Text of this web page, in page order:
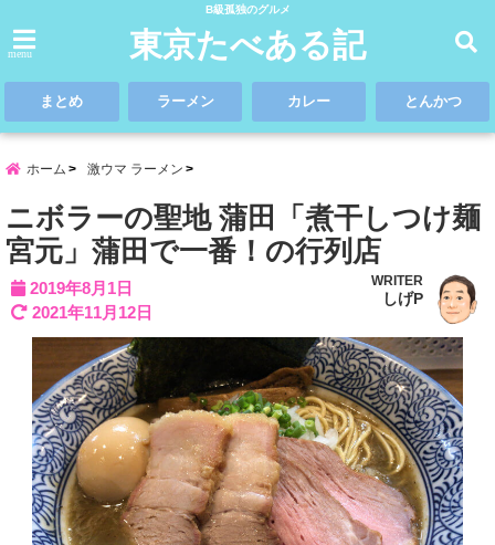
B級孤独のグルメ
menu 東京たべある記
まとめ ラーメン カレー とんかつ
ホーム 激ウマ ラーメン
ニボラーの聖地 蒲田「煮干しつけ麺
宮元」蒲田で一番！の行列店
2019年8月1日
2021年11月12日
WRITER
しげP